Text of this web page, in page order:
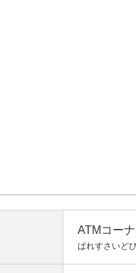
ATMコー
ぱれすさいど